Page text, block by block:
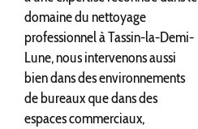
domaine du nettoyage
professionnel à Tassin-la-Demi-
Lune, nous intervenons aussi
bien dans des environnements
de bureaux que dans des
espaces commerciaux,